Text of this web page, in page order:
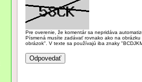
Pre overenie, že komentár sa nepridáva
Písmená musíte zadávať rovnako ako na
obrázok". V texte sa používajú iba znaky